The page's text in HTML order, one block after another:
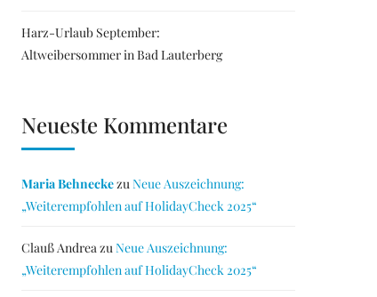
Harz-Urlaub September:
Altweibersommer in Bad Lauterberg
Neueste Kommentare
Maria BehneckezuNeue Auszeichnung:
„Weiterempfohlen auf HolidayCheck 2025“
Clauß AndreazuNeue Auszeichnung:
„Weiterempfohlen auf HolidayCheck 2025“